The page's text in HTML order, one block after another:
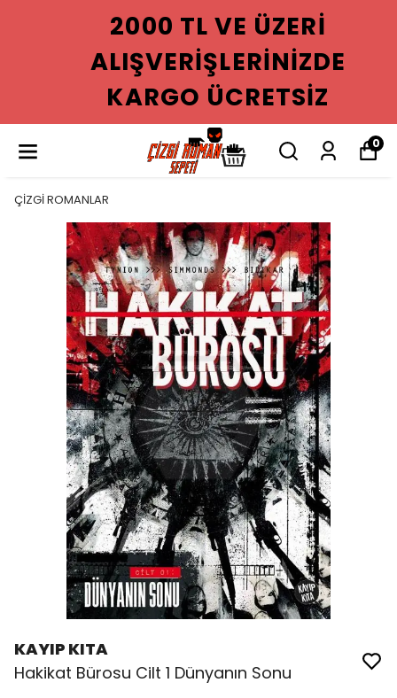
2000 TL VE ÜZERI
ALIŞVERIŞLERINIZDE
KARGO ÜCRETSIZ
0
ÇİZGİ ROMANLAR
KAYIP KITA
Hakikat Bürosu Cilt 1 Dünyanın Sonu